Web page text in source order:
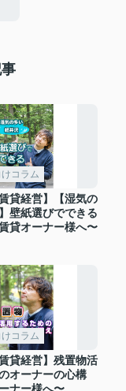
コラム
貸経営】【湿気の
壁紙選びでできる
貸オーナー様へ〜
コラム
貸経営】残置物活
オーナーの心構
ナー様へ〜